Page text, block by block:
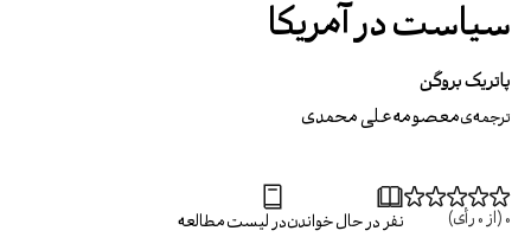
سیاست در آمریکا
پاتریک بروگن
ترجمه‌یمعصومه علی محمدی
0 (از 0 رأی) نفر در حال خواندندر لیست مطالعه